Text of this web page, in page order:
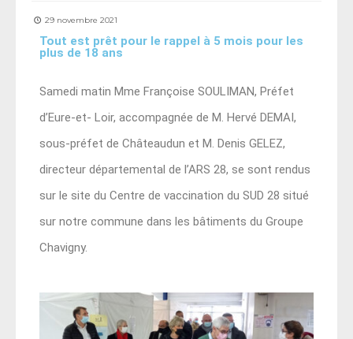
29 novembre 2021
Tout est prêt pour le rappel à 5 mois pour les
plus de 18 ans
Samedi matin Mme Françoise SOULIMAN, Préfet
d’Eure-et- Loir, accompagnée de M. Hervé DEMAI,
sous-préfet de Châteaudun et M. Denis GELEZ,
directeur départemental de l’ARS 28, se sont rendus
sur le site du Centre de vaccination du SUD 28 situé
sur notre commune dans les bâtiments du Groupe
Chavigny.